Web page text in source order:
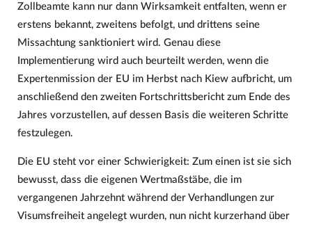
Zollbeamte kann nur dann Wirksamkeit entfalten, wenn er
erstens bekannt, zweitens befolgt, und drittens seine
Missachtung sanktioniert wird. Genau diese
Implementierung wird auch beurteilt werden, wenn die
Expertenmission der EU im Herbst nach Kiew aufbricht, um
anschließend den zweiten Fortschrittsbericht zum Ende des
Jahres vorzustellen, auf dessen Basis die weiteren Schritte
festzulegen.
Die EU steht vor einer Schwierigkeit: Zum einen ist sie sich
bewusst, dass die eigenen Wertmaßstäbe, die im
vergangenen Jahrzehnt während der Verhandlungen zur
Visumsfreiheit angelegt wurden, nun nicht kurzerhand über